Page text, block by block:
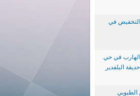
التخفيض في
الهارب في حي
البلفدير
الطبوبي